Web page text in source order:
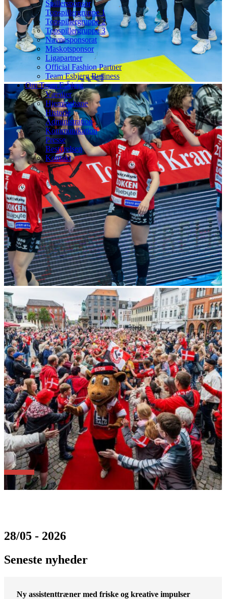
Spillersponsor
Topspillergruppe 1
Topspillergruppe 2
Topspillergruppe 3
Navnesponsorat
Maskotsponsor
Ligapartner
Official Fashion Partner
Team Esbjerg Business
Om Team Esbjerg
Værdier
Hjemmebane
Historie
Administration
Kommunikation
Presse
Bestyrelsen
Kontakt
28/05 - 2026
Seneste nyheder
Ny assistenttræner med friske og kreative impulser